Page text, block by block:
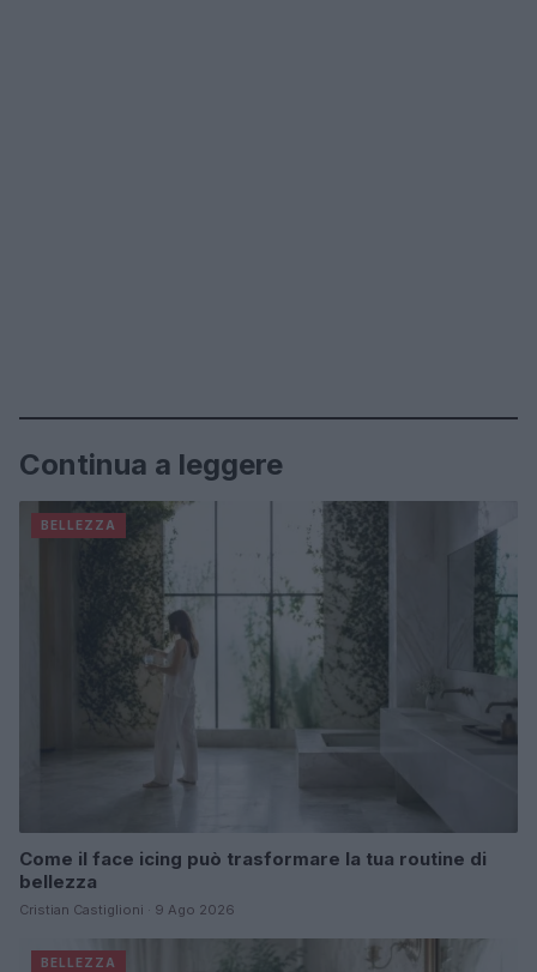
Continua a leggere
BELLEZZA
Come il face icing può trasformare la tua routine di
bellezza
Cristian Castiglioni · 9 Ago 2026
BELLEZZA